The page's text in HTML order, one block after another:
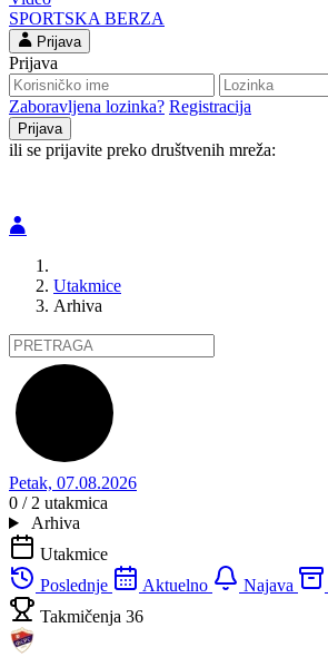
SPORTSKA BERZA
Prijava
Prijava
Zaboravljena lozinka? Registracija
ili se prijavite preko društvenih mreža:
Utakmice
Arhiva
Petak, 07.08.2026
0 / 2 utakmica
Arhiva
Utakmice
Poslednje
Aktuelno Najava
Takmičenja 36